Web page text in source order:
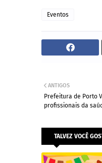
Eventos
ANTIGOS
Prefeitura de Porto
profissionais da
TALVEZ VOCÊ